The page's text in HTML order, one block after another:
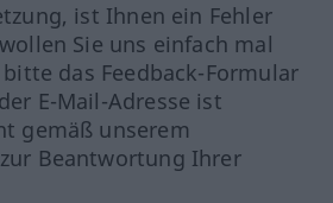
ist Ihnen ein Fehler
Sie uns einfach mal
das Feedback-Formular
E-Mail-Adresse ist
gemäß unserem
Beantwortung Ihrer